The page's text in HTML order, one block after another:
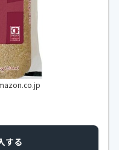
する